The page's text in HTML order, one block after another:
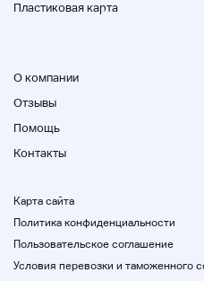
Субботы, воскресенья и
◆Адрес
84-7 Фудзиёси, Михаси-
882-0824, Япония
Пластиковая карта
О компании
Отзывы
Помощь
Контакты
Карта сайта
Политика конфиденциальности
Пользовательское соглашение
Условия перевозки и таможенного